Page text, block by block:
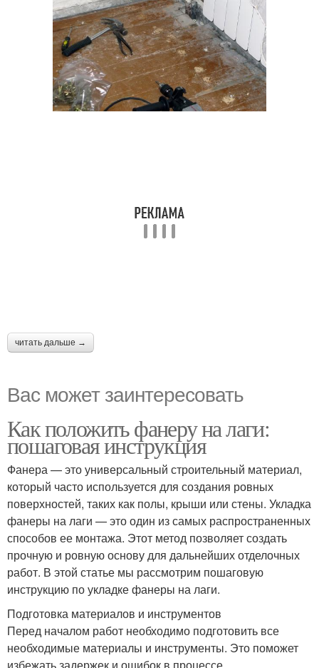
читать дальше →
Вас может заинтересовать
Как положить фанеру на лаги:
пошаговая инструкция
Фанера — это универсальный строительный материал,
который часто используется для создания ровных
поверхностей, таких как полы, крыши или стены. Укладка
фанеры на лаги — это один из самых распространенных
способов ее монтажа. Этот метод позволяет создать
прочную и ровную основу для дальнейших отделочных
работ. В этой статье мы рассмотрим пошаговую
инструкцию по укладке фанеры на лаги.
Подготовка материалов и инструментов
Перед началом работ необходимо подготовить все
необходимые материалы и инструменты. Это поможет